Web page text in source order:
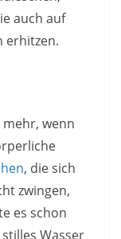
auch auf
erhitzen.
mehr, wenn
, die sich
zwingen,
es schon
Wasser